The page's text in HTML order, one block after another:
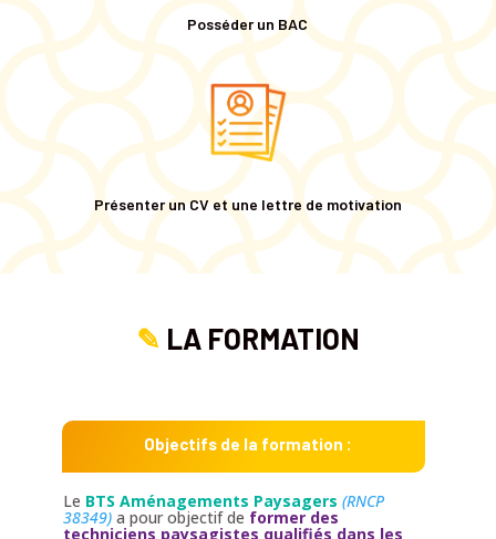
Posséder un BAC
Présenter un CV et une lettre de motivation
✎ LA FORMATION
Objectifs de la formation :
Le BTS Aménagements Paysagers (RNCP
38349)a pour objectif de former des
techniciens paysagistes qualifiés dans les